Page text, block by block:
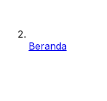
Beranda